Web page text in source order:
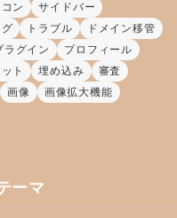
ン
サイドバー
トラブル
ドメイン移管
ラグイン
プロフィール
ト 埋め込み
審査
画像
画像拡大機能
ーマ